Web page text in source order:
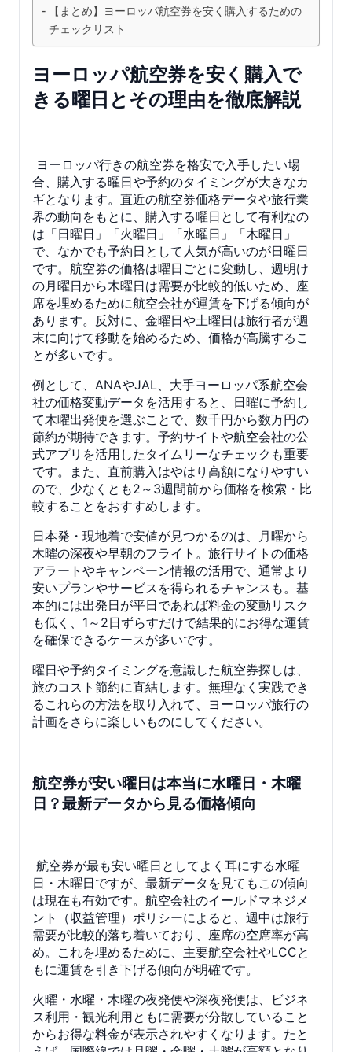
【まとめ】ヨーロッパ航空券を安く購入するための
チェックリスト
ヨーロッパ航空券を安く購入で
きる曜日とその理由を徹底解説
ヨーロッパ行きの航空券を格安で入手したい場
合、購入する曜日や予約のタイミングが大きなカ
ギとなります。直近の航空券価格データや旅行業
界の動向をもとに、購入する曜日として有利なの
は「日曜日」「火曜日」「水曜日」「木曜日」
で、なかでも予約日として人気が高いのが日曜日
です。航空券の価格は曜日ごとに変動し、週明け
の月曜日から木曜日は需要が比較的低いため、座
席を埋めるために航空会社が運賃を下げる傾向が
あります。反対に、金曜日や土曜日は旅行者が週
末に向けて移動を始めるため、価格が高騰するこ
とが多いです。
例として、ANAやJAL、大手ヨーロッパ系航空会
社の価格変動データを活用すると、日曜に予約し
て木曜出発便を選ぶことで、数千円から数万円の
節約が期待できます。予約サイトや航空会社の公
式アプリを活用したタイムリーなチェックも重要
です。また、直前購入はやはり高額になりやすい
ので、少なくとも2～3週間前から価格を検索・比
較することをおすすめします。
日本発・現地着で安値が見つかるのは、月曜から
木曜の深夜や早朝のフライト。旅行サイトの価格
アラートやキャンペーン情報の活用で、通常より
安いプランやサービスを得られるチャンスも。基
本的には出発日が平日であれば料金の変動リスク
も低く、1～2日ずらすだけで結果的にお得な運賃
を確保できるケースが多いです。
曜日や予約タイミングを意識した航空券探しは、
旅のコスト節約に直結します。無理なく実践でき
るこれらの方法を取り入れて、ヨーロッパ旅行の
計画をさらに楽しいものにしてください。
航空券が安い曜日は本当に水曜日・木曜
日？最新データから見る価格傾向
航空券が最も安い曜日としてよく耳にする水曜
日・木曜日ですが、最新データを見てもこの傾向
は現在も有効です。航空会社のイールドマネジメ
ント（収益管理）ポリシーによると、週中は旅行
需要が比較的落ち着いており、座席の空席率が高
め。これを埋めるために、主要航空会社やLCCと
もに運賃を引き下げる傾向が明確です。
火曜・水曜・木曜の夜発便や深夜発便は、ビジネ
ス利用・観光利用ともに需要が分散していること
からお得な料金が表示されやすくなります。たと